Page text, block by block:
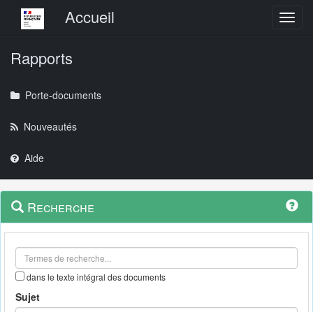
Menu principalAccueil
Rapports
Porte-documents
Nouveautés
Aide
Navigation
outils
Menu
contextuel
Recherche
dans le texte intégral des documents
Sujet